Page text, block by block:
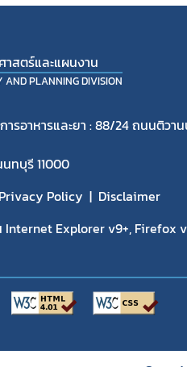
สตร์และแผนงาน
AND PLANNING DIVISION
รอาหารและยา : 88/24 ถนนติวา
ทบุรี 11000
Privacy Policy
Disclaimer
Internet Explorer v9+, Firefox